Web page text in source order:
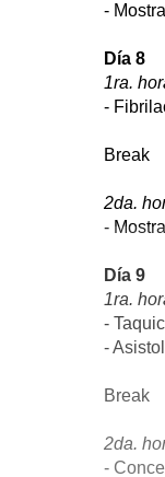
-
Día 8
1ra.
-
Break
2da.
-
Día 9
1ra.
-
-
Break
2da.
-